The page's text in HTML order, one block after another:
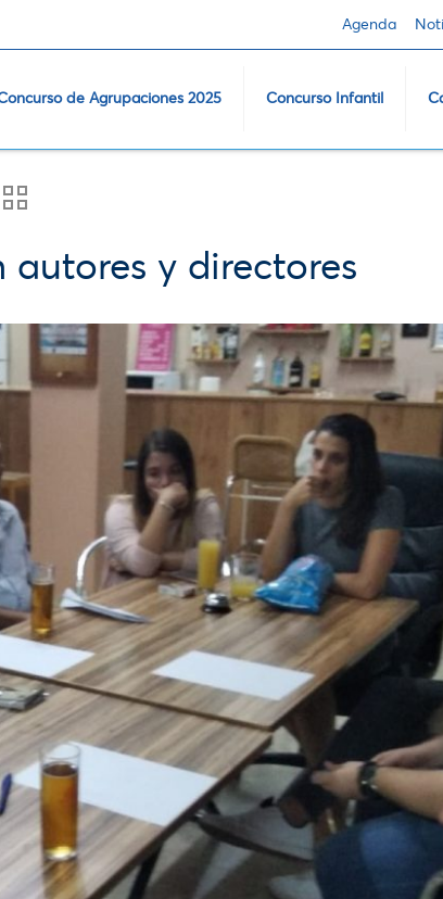
Agenda
de Agrupaciones 2025 Concurso Infantil
y directores